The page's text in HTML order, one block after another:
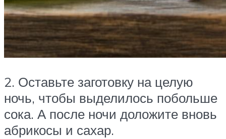
2. Оставьте заготовку на целую
ночь, чтобы выделилось побольше
сока. А после ночи доложите вновь
абрикосы и сахар.